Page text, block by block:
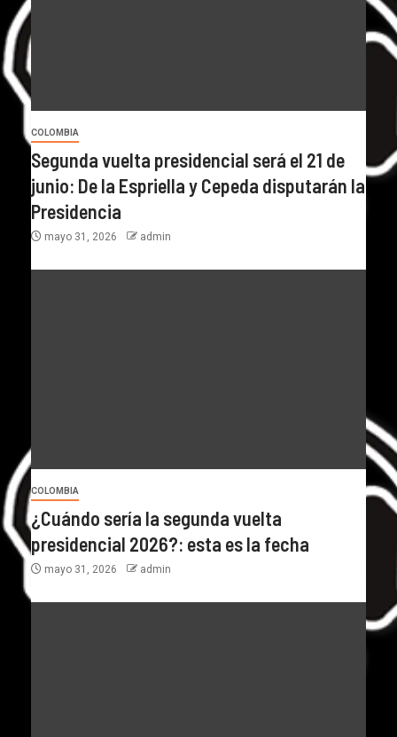
COLOMBIA
Segunda vuelta presidencial será el 21 de
junio: De la Espriella y Cepeda disputarán la
Presidencia
mayo 31, 2026 admin
COLOMBIA
¿Cuándo sería la segunda vuelta
presidencial 2026?: esta es la fecha
mayo 31, 2026 admin